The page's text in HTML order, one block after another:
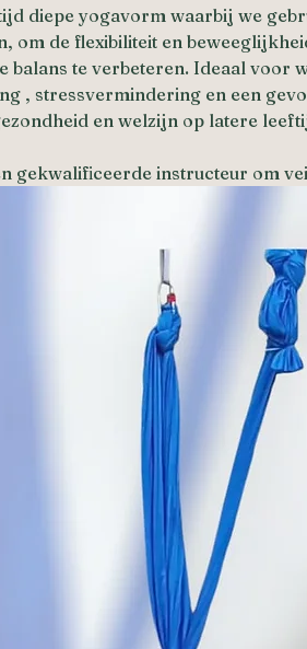
diepe yogavorm waarbij we
om de flexibiliteit en
balans te verbeteren. Ideaal
, stressvermindering en een
en welzijn op latere
gekwalificeerde instructeur om